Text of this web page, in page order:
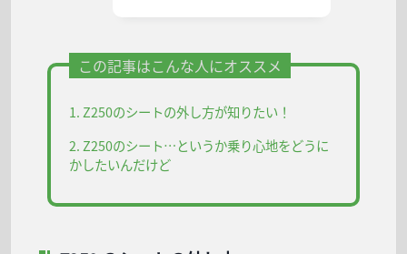
この記事はこんな人にオススメ
Z250のシートの外し方が知りたい！
Z250のシート…というか乗り心地をどうに
かしたいんだけど